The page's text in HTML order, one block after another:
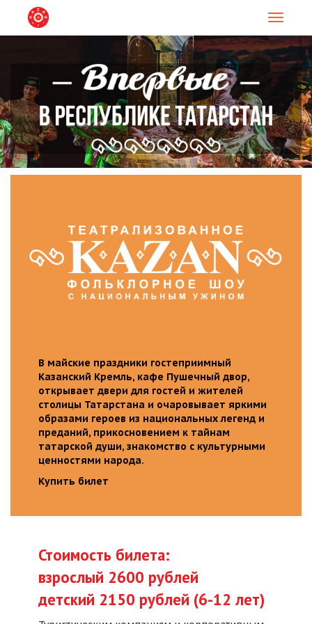
В майские праздники гостеприимный
Казанский Кремль, кафе Пушечный двор,
открывает двери для гостей и жителей
столицы Татарстана и очаровывает яркими
образами героев из национальных легенд и
преданий, прикосновением к тайнам
татарской души, знакомство с культурными
ценностями народа.
Купить билет
Стоимость билета:
взрослый 2600 рублей
детский 2150 рублей (6-12 лет)